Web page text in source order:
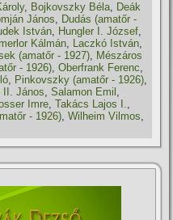
, Bojkovszky Béla, Deák
János, Dudás (amatőr -
István, Hungler I. József,
Kálmán, Laczkó István,
(amatőr - 1927), Mészáros
- 1926),Oberfrank Ferenc,
, Pinkovszky (amatőr - 1926),
II. János,Salamon Emil ,
Imre,Takács Lajos I.,
- 1926),Wilheim Vilmos,